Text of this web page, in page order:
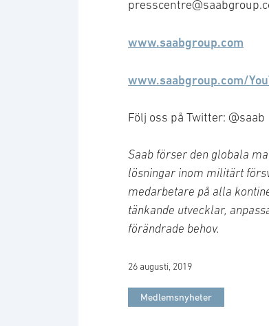
www.saabgroup.com
www.saabgroup.com/
Följ oss på Twitter: @saab
Saab förser den globala
lösningar inom militärt
medarbetare på alla
tänkande utvecklar,
förändrade behov.
26 augusti, 2019
Medlemsnyheter